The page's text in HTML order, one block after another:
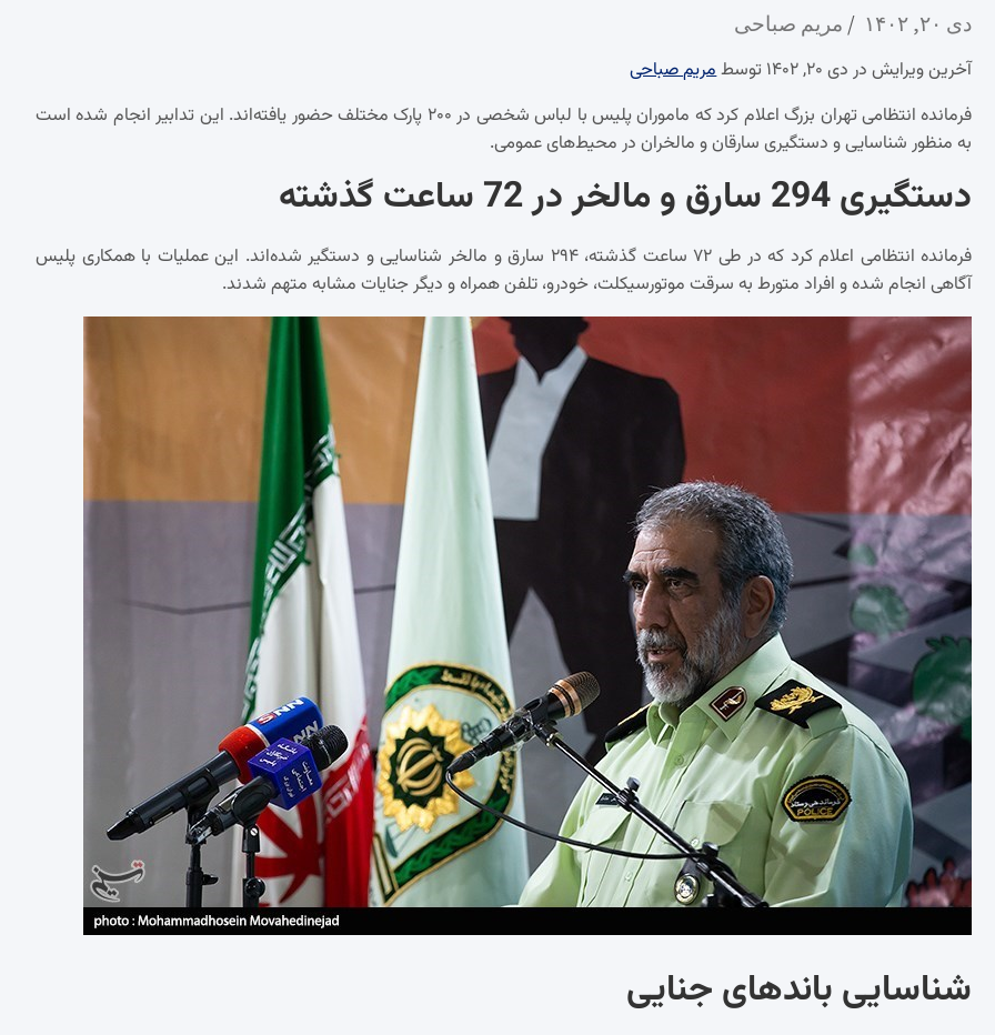
دی ۲۰, ۱۴۰۲ مریم صباحی
آخرین ویرایش در دی ۲۰, ۱۴۰۲ توسط
مریم صباحی
فرمانده انتظامی تهران بزرگ اعلام کرد که ماموران پلیس با لباس شخصی در ۲۰۰ پارک مختلف حضور یافته‌اند. این تدابیر انجام شده است
به منظور شناسایی و دستگیری سارقان و مالخران در محیط‌های عمومی.
دستگیری 294 سارق و مالخر در 72 ساعت گذشته
فرمانده انتظامی اعلام کرد که در طی ۷۲ ساعت گذشته، ۲۹۴ سارق و مالخر شناسایی و دستگیر شده‌اند. این عملیات با همکاری پلیس
آگاهی انجام شده و افراد متورط به سرقت موتورسیکلت، خودرو، تلفن همراه و دیگر جنایات مشابه متهم شدند.
شناسایی باندهای جنایی